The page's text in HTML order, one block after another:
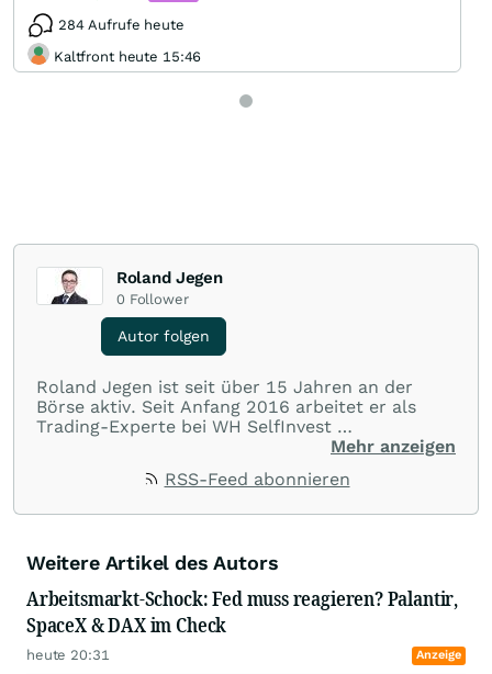
284 Aufrufe heute
Kaltfront heute 15:46
Roland Jegen
0 Follower
Autor folgen
Roland Jegen ist seit über 15 Jahren an der
Börse aktiv. Seit Anfang 2016 arbeitet er als
Trading-Experte bei WH SelfInvest
Auction Market Theory und Volume/ Market
für den NeobrokerFreestoxx
Mehr anzeigen
RSS-Feed abonnieren
Weitere Artikel des Autors
Arbeitsmarkt-Schock: Fed muss reagieren? Palantir,
SpaceX & DAX im Check
heute 20:31 Anzeige